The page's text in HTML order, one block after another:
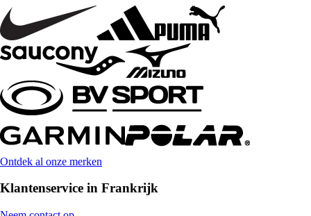
Ontdek al onze merken
Klantenservice in Frankrijk